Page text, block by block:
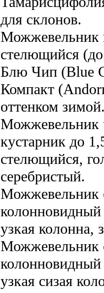
для склонов.
Можжевельник
стелющийся
Блю Чип (Blue
Компакт
оттенком
Можжевельник
кустарник до
стелющийся,
серебристый.
Можжевельник
узкая колонна,
Можжевельник
узкая сизая